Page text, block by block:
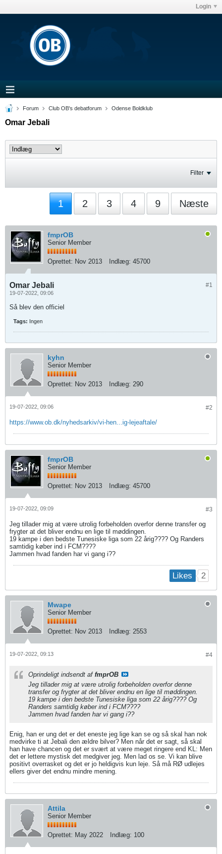
Login
Forum Club OB's debatforum Odense Boldklub
Omar Jebali
Filter
1 2 3 4 9 Næste
fmprOB
Senior Member
Oprettet: Nov 2013 Indlæg: 45700
#1
Omar Jebali
19-07-2022, 09:06
Så blev den officiel
Tags: Ingen
kyhn
Senior Member
Oprettet: Nov 2013 Indlæg: 290
#2
19-07-2022, 09:06
https://www.ob.dk/nyhedsarkiv/vi-hen...ig-lejeaftale/
fmprOB
Senior Member
Oprettet: Nov 2013 Indlæg: 45700
#3
19-07-2022, 09:09
Jeg tillader mig at være utrolig forbeholden overfor denne transfer og
frygter at det bliver endnu en lige til møddingen.
19 kampe i den bedste Tunesiske liga som 22 årig???? Og Randers
samtidig køber ind i FCM????
Jammen hvad fanden har vi gang i??
Likes 2
Mwape
Senior Member
Oprettet: Nov 2013 Indlæg: 2553
#4
19-07-2022, 09:13
Oprindeligt indsendt af fmprOB
Jeg tillader mig at være utrolig forbeholden overfor denne
transfer og frygter at det bliver endnu en lige til møddingen.
19 kampe i den bedste Tunesiske liga som 22 årig???? Og
Randers samtidig køber ind i FCM????
Jammen hvad fanden har vi gang i??
Enig, han er ung det er det eneste jeg lige kan se og så skal han nok
medvirke ti at Jebali den ældre bilver? Men når det er sagt, så skal
han have chancen og det er svært at være meget ringere end KL: Men
det er lettere mystisk det medgiver jeg. Men lad os se. Vi kan blive
positivt overrasket og det er jo heldigvis kun leje. Så må RØ udlejes
ellers giver det endnu mindre mening.
Attila
Senior Member
Oprettet: May 2022 Indlæg: 100